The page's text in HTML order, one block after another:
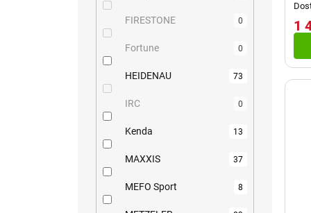
FIRESTONE 0
Fortune 0
HEIDENAU 73
IRC 0
Kenda 13
MAXXIS 37
MEFO Sport 8
1